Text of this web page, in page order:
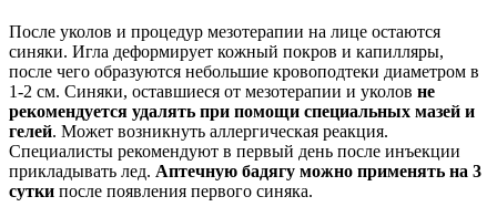
После уколов и процедур мезотерапии на лице остаются
синяки. Игла деформирует кожный покров и капилляры,
после чего образуются небольшие кровоподтеки диаметром в
1-2 см. Синяки, оставшиеся от мезотерапии и уколов не
рекомендуется удалять при помощи специальных мазей и
гелей. Может возникнуть аллергическая реакция.
Специалисты рекомендуют в первый день после инъекции
прикладывать лед. Аптечную бадягу можно применять на 3
сутки после появления первого синяка.